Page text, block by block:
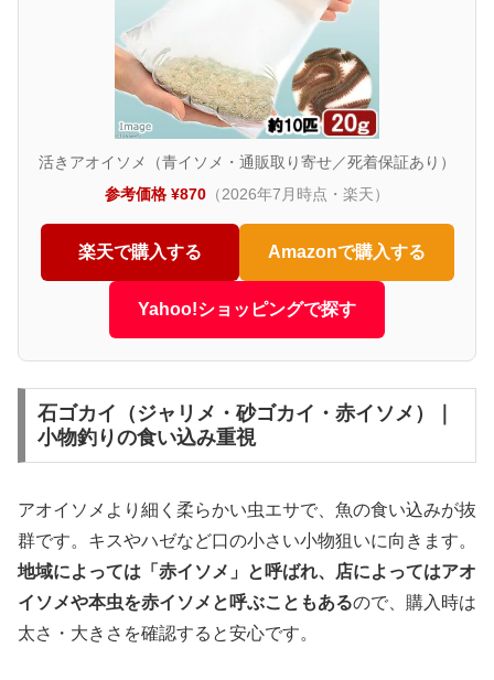
活きアオイソメ（青イソメ・通販取り寄せ／死着保証あり）
参考価格 ¥870 （2026年7月時点・楽天）
楽天で購入する Amazonで購入する
Yahoo!ショッピングで探す
石ゴカイ（ジャリメ・砂ゴカイ・赤イソメ）｜
小物釣りの食い込み重視
アオイソメより細く柔らかい虫エサで、魚の食い込みが抜
群です。キスやハゼなど口の小さい小物狙いに向きます。
地域によっては「赤イソメ」と呼ばれ、店によってはアオ
イソメや本虫を赤イソメと呼ぶこともあるので、購入時は
太さ・大きさを確認すると安心です。